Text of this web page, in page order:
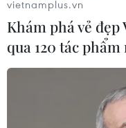
vietnamplus.vn
Khám phá vẻ
qua 120 tác